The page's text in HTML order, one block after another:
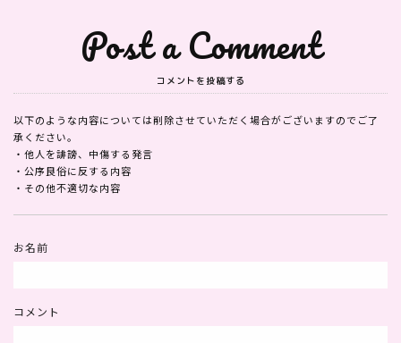
Post a Comment
コメントを投稿する
以下のような内容については削除させていただく場合がございますのでご了
承ください。
・他人を誹謗、中傷する発言
・公序良俗に反する内容
・その他不適切な内容
お名前
コメント